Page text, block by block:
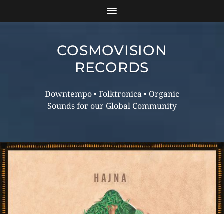
COSMOVISION
RECORDS
Downtempo • Folktronica • Organic
Sounds for our Global Community